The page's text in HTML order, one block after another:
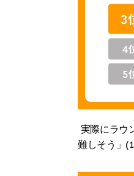
実際にラウ
難しそう」